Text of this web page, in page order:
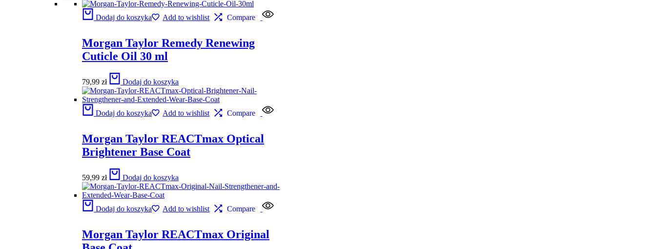
Dodaj do koszyka Add to wishlist Compare
Morgan Taylor Remedy Renewing
Cuticle Oil 30 ml
79,99 zł Dodaj do koszyka
Dodaj do koszyka Add to wishlist Compare
Morgan Taylor REACTmax Optical
Brightener Base Coat
59,99 zł Dodaj do koszyka
Dodaj do koszyka Add to wishlist Compare
Morgan Taylor REACTmax Original